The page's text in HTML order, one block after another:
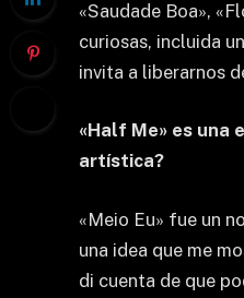
«Saudade Boa»,
curiosas, incluida
invita a liberarnos
«Half Me» es una
artística?
«Meio Eu» fue un
una idea que me
di cuenta de que